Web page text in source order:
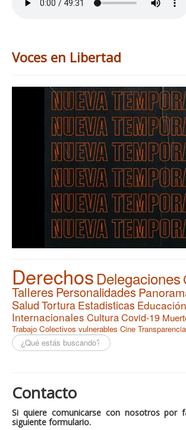
Voces en Libertad
Derechos Delegaciones
TalleresPersonalidades
SaludTortura Estadisticas Educación
Internacionales CulturaCovid-19
Trabajo Colectivos vulnerables Cine Transparencia
Buscar...
Contacto
Si quiere comunicarse con nosotros por
siguiente formulario.